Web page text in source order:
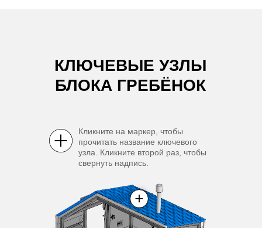
КЛЮЧЕВЫЕ УЗЛЫ
БЛОКА ГРЕБЁНОК
Кликните на маркер, чтобы
прочитать название ключевого
узла. Кликните второй раз, чтобы
свернуть надпись.